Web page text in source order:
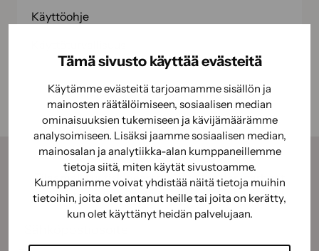
Tämä sivusto käyttää evästeitä
Käytämme evästeitä tarjoamamme sisällön ja
mainosten räätälöimiseen, sosiaalisen median
ominaisuuksien tukemiseen ja kävijämäärämme
analysoimiseen. Lisäksi jaamme sosiaalisen median,
mainosalan ja analytiikka-alan kumppaneillemme
tietoja siitä, miten käytät sivustoamme.
Kumppanimme voivat yhdistää näitä tietoja muihin
tietoihin, joita olet antanut heille tai joita on kerätty,
kun olet käyttänyt heidän palvelujaan.
Käyttöohje
Tilaamalla uutiskirjeemme saat kauden parhaat
vinkit, ohjeet ja tarjoukset suoraan sähköpostiisi.
Sähköposti
(Pakollinen)